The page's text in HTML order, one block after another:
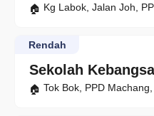
Kg Labok, Jalan Joh,
Sekolah
Rendah
Tok Bok, PPD